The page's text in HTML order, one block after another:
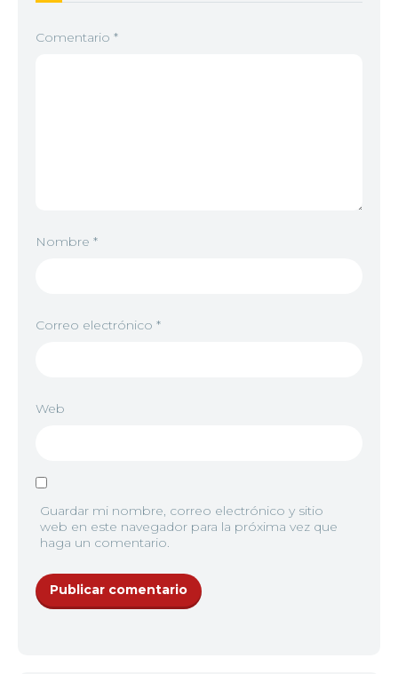
Comentario *
Nombre *
Correo electrónico *
Web
Guardar mi nombre, correo electrónico y sitio
web en este navegador para la próxima vez que
haga un comentario.